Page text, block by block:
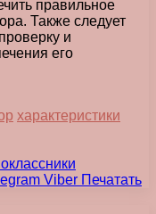
правильное
Также следует
и
его
характеристики
Viber Печатать